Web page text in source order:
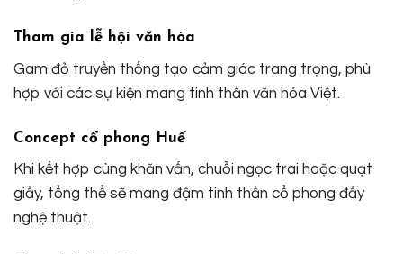
Tham gia lễ hội văn hóa
Gam đỏ truyền thống tạo cảm giác trang trọng, phù
hợp với các sự kiện mang tinh thần văn hóa Việt.
Concept cổ phong Huế
Khi kết hợp cùng khăn vấn, chuỗi ngọc trai hoặc quạt
giấy, tổng thể sẽ mang đậm tinh thần cổ phong đầy
nghệ thuật.